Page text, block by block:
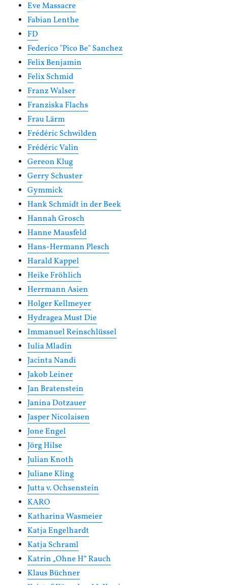
Eve Massacre
Fabian Lenthe
FD
Federico "Pico Be" Sanchez
Felix Benjamin
Felix Schmid
Franz Walser
Franziska Flachs
Frau Lärm
Frédéric Schwilden
Frédéric Valin
Gereon Klug
Gerry Schuster
Gymmick
Hank Schmidt in der Beek
Hannah Grosch
Hanne Mausfeld
Hans-Hermann Plesch
Harald Kappel
Heike Fröhlich
Herrmann Asien
Holger Kellmeyer
Hydragea Must Die
Immanuel Reinschlüssel
Iulia Mladin
Jacinta Nandi
Jakob Leiner
Jan Bratenstein
Janina Dotzauer
Jasper Nicolaisen
Jone Engel
Jörg Hilse
Julian Knoth
Juliane Kling
Jutta v. Ochsenstein
KARO
Katharina Wasmeier
Katja Engelhardt
Katja Schraml
Katrin „Ohne H“ Rauch
Klaus Büchner